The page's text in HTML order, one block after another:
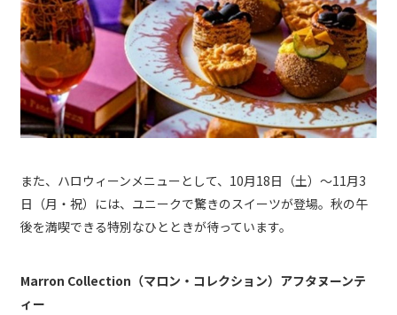
また、ハロウィーンメニューとして、10月18日（土）～11月3
日（月・祝）には、ユニークで驚きのスイーツが登場。秋の午
後を満喫できる特別なひとときが待っています。
Marron Collection（マロン・コレクション）アフタヌーンテ
ィー